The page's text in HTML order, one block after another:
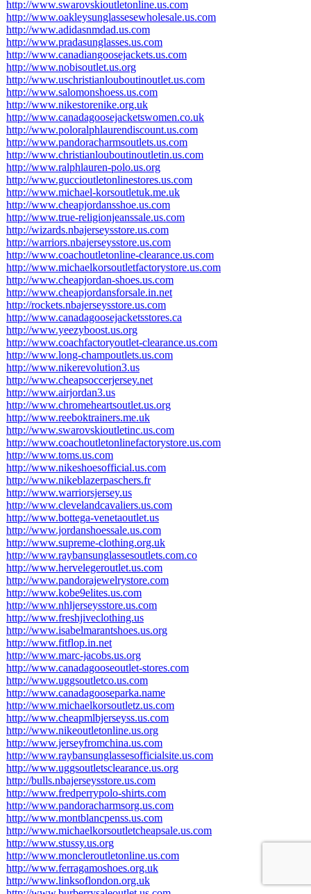
http://www.swarovskioutletonline.us.com
http://www.oakleysunglassesewholesale.us.com
http://www.adidasnmdad.us.com
http://www.pradasunglasses.us.com
http://www.canadiangoosejackets.us.com
http://www.nobisoutlet.us.org
http://www.uschristianlouboutinoutlet.us.com
http://www.salomonshoess.us.com
http://www.nikestorenike.org.uk
http://www.canadagoosejacketswomen.co.uk
http://www.poloralphlaurendiscount.us.com
http://www.pandoracharmsoutlets.us.com
http://www.christianlouboutinoutletin.us.com
http://www.ralphlauren-polo.us.org
http://www.guccioutletonlinestores.us.com
http://www.michael-korsoutletuk.me.uk
http://www.cheapjordansshoe.us.com
http://www.true-religionjeanssale.us.com
http://wizards.nbajerseysstore.us.com
http://warriors.nbajerseysstore.us.com
http://www.coachoutletonline-clearance.us.com
http://www.michaelkorsoutletfactorystore.us.com
http://www.cheapjordan-shoes.us.com
http://www.cheapjordansforsale.in.net
http://rockets.nbajerseysstore.us.com
http://www.canadagoosejacketsstores.ca
http://www.yeezyboost.us.org
http://www.coachfactoryoutlet-clearance.us.com
http://www.long-champoutlets.us.com
http://www.nikerevolution3.us
http://www.cheapsoccerjersey.net
http://www.airjordan3.us
http://www.chromeheartsoutlet.us.org
http://www.reeboktrainers.me.uk
http://www.swarovskioutletinc.us.com
http://www.coachoutletonlinefactorystore.us.com
http://www.toms.us.com
http://www.nikeshoesofficial.us.com
http://www.nikeblazerpaschers.fr
http://www.warriorsjersey.us
http://www.clevelandcavaliers.us.com
http://www.bottega-venetaoutlet.us
http://www.jordanshoessale.us.com
http://www.supreme-clothing.org.uk
http://www.raybansunglassesoutlets.com.co
http://www.hervelegeroutlet.us.com
http://www.pandorajewelrystore.com
http://www.kobe9elites.us.com
http://www.nhljerseysstore.us.com
http://www.freshjiveclothing.us
http://www.isabelmarantshoes.us.org
http://www.fitflop.in.net
http://www.marc-jacobs.us.org
http://www.canadagooseoutlet-stores.com
http://www.uggsoutletco.us.com
http://www.canadagooseparka.name
http://www.michaelkorsoutletz.us.com
http://www.cheapmlbjerseyss.us.com
http://www.nikeoutletonline.us.org
http://www.jerseyfromchina.us.com
http://www.raybansunglassesofficialsite.us.com
http://www.uggsoutletsclearance.us.org
http://bulls.nbajerseysstore.us.com
http://www.fredperrypolo-shirts.com
http://www.pandoracharmsorg.us.com
http://www.montblancpenss.us.com
http://www.michaelkorsoutletcheapsale.us.com
http://www.stussy.us.org
http://www.moncleroutletonline.us.com
http://www.ferragamoshoes.org.uk
http://www.linksoflondon.org.uk